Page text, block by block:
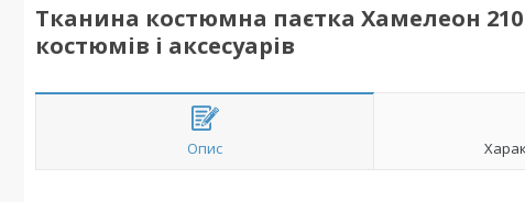
Тканина костюмна паєтка Хамелеон
костюмів і аксесуарів
Опис